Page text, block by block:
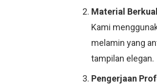
Material
Kami
melamin yang
tampilan elegan.
Pengerjaan